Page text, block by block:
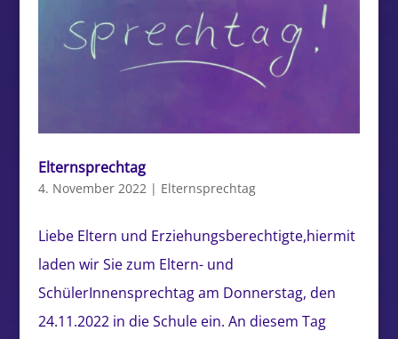
Elternsprechtag
4. November 2022| Elternsprechtag
Liebe Eltern und Erziehungsberechtigte,hiermit
laden wir Sie zum Eltern- und
SchülerInnensprechtag am Donnerstag, den
24.11.2022 in die Schule ein. An diesem Tag